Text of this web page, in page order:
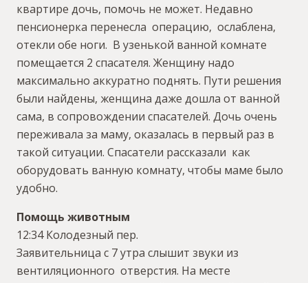
квартире дочь, помочь не может. Недавно
пенсионерка перенесла операцию, ослаблена,
отекли обе ноги. В узенькой ванной комнате
помещается 2 спасателя. Женщину надо
максимально аккуратно поднять. Пути решения
были найдены, женщина даже дошла от ванной
сама, в сопровождении спасателей. Дочь очень
переживала за маму, оказалась в первый раз в
такой ситуации. Спасатели рассказали как
оборудовать ванную комнату, чтобы маме было
удобно.
Помощь животным
12:34 Колодезный пер.
Заявительница с 7 утра слышит звуки из
вентиляционного отверстия. На месте